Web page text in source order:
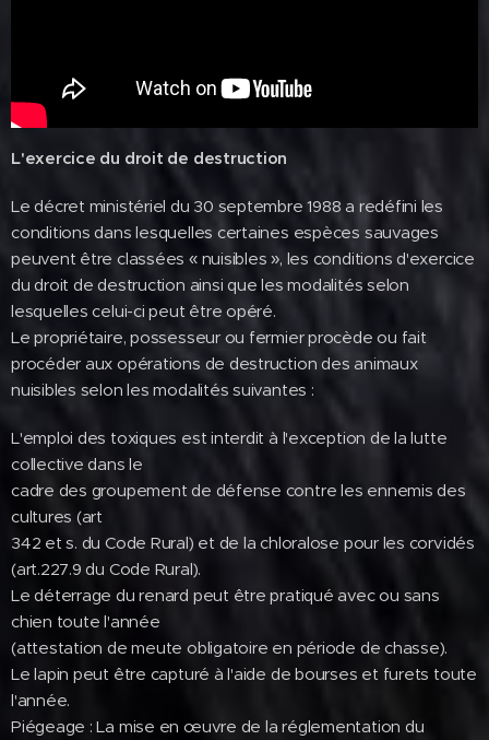
L'exercice du droit de destruction
Le décret ministériel du 30 septembre 1988 a redéfini les
conditions dans lesquelles certaines espèces sauvages
peuvent être classées « nuisibles », les conditions d'exercice
du droit de destruction ainsi que les modalités selon
lesquelles celui-ci peut être opéré.
Le propriétaire, possesseur ou fermier procède ou fait
procéder aux opérations de destruction des animaux
nuisibles selon les modalités suivantes :
L'emploi des toxiques est interdit à l'exception de la lutte
collective dans le
cadre des groupement de défense contre les ennemis des
cultures (art
342 et s. du Code Rural) et de la chloralose pour les corvidés
(art.227.9 du Code Rural).
Le déterrage du renard peut être pratiqué avec ou sans
chien toute l'année
(attestation de meute obligatoire en période de chasse).
Le lapin peut être capturé à l'aide de bourses et furets toute
l'année.
Piégeage : La mise en œuvre de la réglementation du